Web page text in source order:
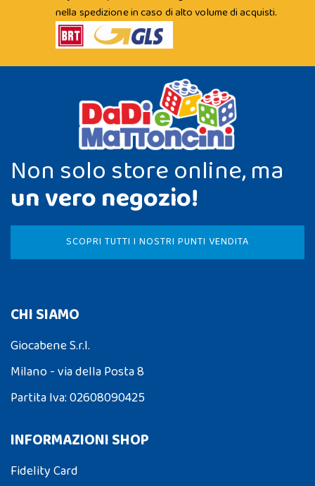
nella spedizione in caso di alto volume di acquisti.
Non solo store online, ma
un vero negozio!
SCOPRI TUTTI I NOSTRI PUNTI VENDITA
CHI SIAMO
Giocabene S.r.l.
Milano - via della Posta 8
Partita Iva: 02608090425
INFORMAZIONI SHOP
Fidelity Card